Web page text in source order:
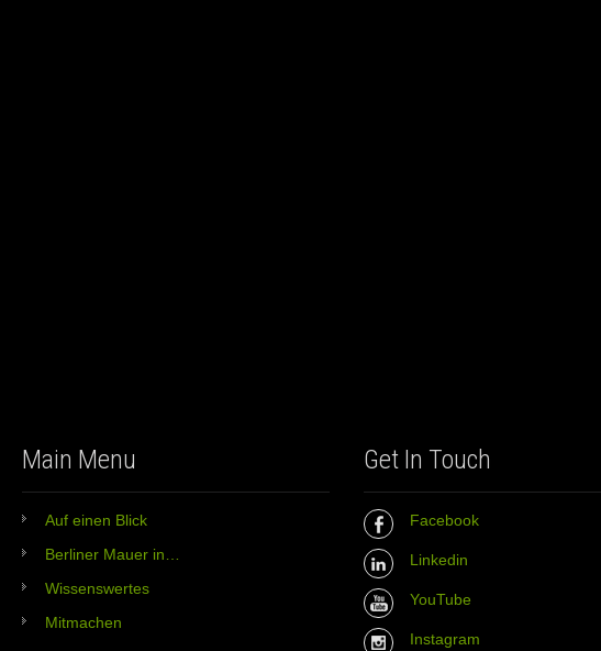
Main Menu
Auf einen Blick
Berliner Mauer in…
Wissenswertes
Mitmachen
Get In Touch
Facebook
Linkedin
YouTube
Instagram